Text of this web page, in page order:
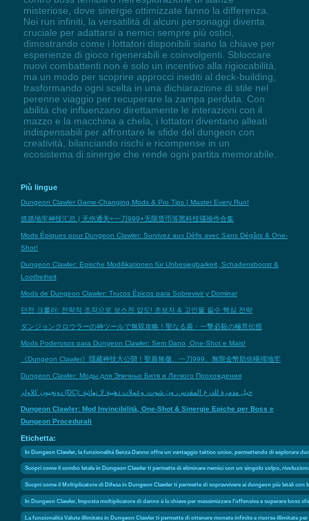
misteriose, dove sinergie ottimizzate fanno la differenza.
Nei run infiniti, la versatilità di alcuni personaggi diventa
cruciale per adattarsi a nemici sempre più ostici,
dimostrando come i lottatori disponibili siano la chiave per
esperienze di gioco rigenerabili e coinvolgenti. Sbloccare
nuovi combattenti non è solo un incentivo alla rigiocabilità,
ma un modo per scoprire approcci inediti al deck-building,
trasformando ogni scelta in una dichiarazione di stile nel
perenne viaggio per recuperare la zampa perduta. Con
abilità che influenzano direttamente le interazioni con il
mazzo e la macchina a chela, i lottatori diventano alleati
indispensabili per affrontare le sfide del dungeon con
creatività, bilanciando rischi e ricompense in un
ecosistema di sinergie che rende ogni partita memorabile.
Più lingue
Dungeon Clawler Game-Changing Mods & Pro Tips | Master Every Run!
抓抓地牢神技汇总 | 无伤通关+一刀999+无限货币等黑科技骚操作合集
Mods Épiques pour Dungeon Clawler: Survivez aux Défis avec Sans Dégâts & One-
Shot!
Dungeon Clawler: Epische Modifikationen für Unbesiegbarkeit, Schadensboost &
Lootfreiheit
Mods de Dungeon Clawler: Trucos Épicos para Sobrevivir y Dominar
던전 크롤러: 전략적 조작으로 보스전 압도! 초보자 & 고인물 필수 핵심 전략
ダンジョンクロウラーの神ツールで無双攻略！聖なる盾・一撃必殺の極意伝授
Mods Poderosos para Dungeon Clawler: Sem Dano, One-Shot e Mais!
《Dungeon Clawler》隱藏神技大公開！聖盾無傷、一刀999、無限金幣助你橫掃地牢
Dungeon Clawler: Моды для Эпичных Битв и Легкого Прохождения
دونجيون كلاولر (DC): حيل مدمرة للدرع المقدس، ون شوت، وعملات ذهبية لا نهائية
Dungeon Clawler: Mod Invincibilità, One-Shot & Sinergie Epiche per Boss e
Dungeon Procedurali
Etichetta:
In Dungeon Clawler, la funzionalità Senza Danno offre un vantaggio tattico unico, permettendo di esplorare
Scopri come il combo letale in Dungeon Clawler ti permette di eliminare nemici con un singolo colpo,
Scopri come il Moltiplicatore di Difesa in Dungeon Clawler ti permette di sopravvivere ai dungeon più letali con
In Dungeon Clawler, Imposta moltiplicatore di danno è la chiave per massimizzare l'offensiva e superare boss
La funzionalità Valute illimitate in Dungeon Clawler ti permette di ottenere monete infinite e risorse illimitate